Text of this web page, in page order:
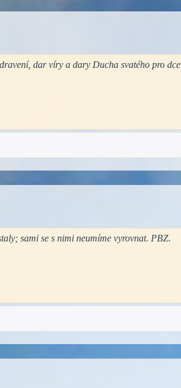
dar víry a dary Ducha svatého pro
sami se s nimi neumíme vyrovnat. PBZ.